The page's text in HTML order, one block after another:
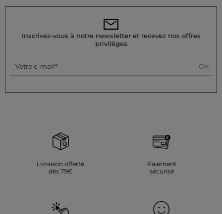
Inscrivez-vous à notre newsletter et recevez nos offres
privilèges
Votre e-mail OK
Livraison offerte
dès 79€
Paiement
sécurisé